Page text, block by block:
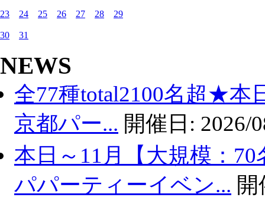
23 24 25 26 27 28 29
30 31
NEWS
全77種total2100名超★本
京都パー... 開催日: 2026/
本日～11月【大規模：
パパーティーイベン...